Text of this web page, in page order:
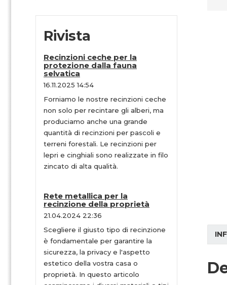
Rivista
Recinzioni ceche per la
protezione dalla fauna
selvatica
16.11.2025 14:54
Forniamo le nostre recinzioni ceche
non solo per recintare gli alberi, ma
produciamo anche una grande
quantità di recinzioni per pascoli e
terreni forestali. Le recinzioni per
lepri e cinghiali sono realizzate in filo
zincato di alta qualità.
Rete metallica per la
recinzione della proprietà
21.04.2024 22:36
Scegliere il giusto tipo di recinzione
è fondamentale per garantire la
sicurezza, la privacy e l'aspetto
estetico della vostra casa o
proprietà. In questo articolo